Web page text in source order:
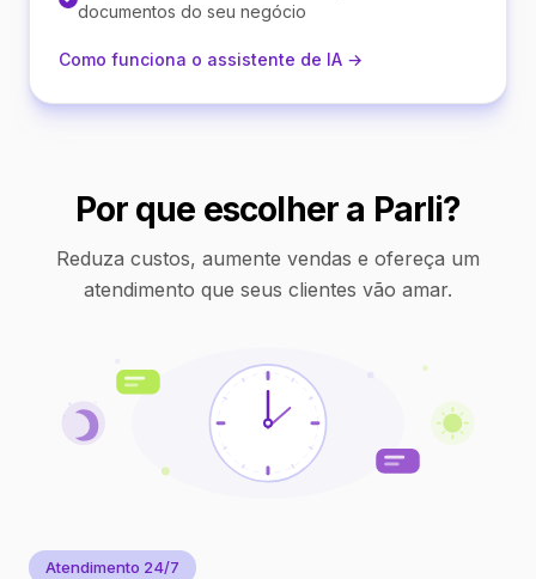
documentos do seu negócio
Como funciona o assistente de IA →
Por que escolher a Parli?
Reduza custos, aumente vendas e ofereça um
atendimento que seus clientes vão amar.
Atendimento 24/7